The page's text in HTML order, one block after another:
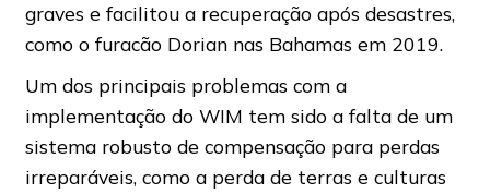
graves e facilitou a recuperação após desastres,
como o furacão Dorian nas Bahamas em 2019.
Um dos principais problemas com a
implementação do WIM tem sido a falta de um
sistema robusto de compensação para perdas
irreparáveis, como a perda de terras e culturas